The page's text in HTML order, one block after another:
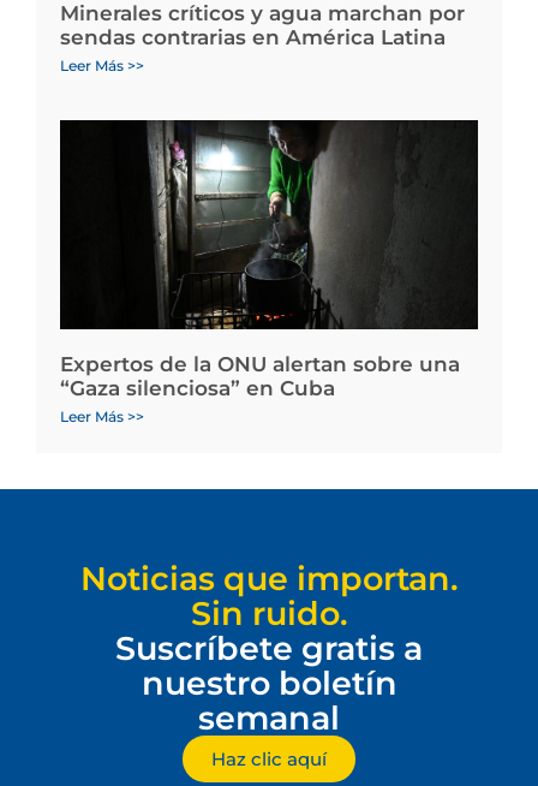
Minerales críticos y agua marchan por
sendas contrarias en América Latina
Leer Más >>
Expertos de la ONU alertan sobre una
“Gaza silenciosa” en Cuba
Leer Más >>
Noticias que importan.
Sin ruido.
Suscríbete gratis a
nuestro boletín
semanal
Haz clic aquí